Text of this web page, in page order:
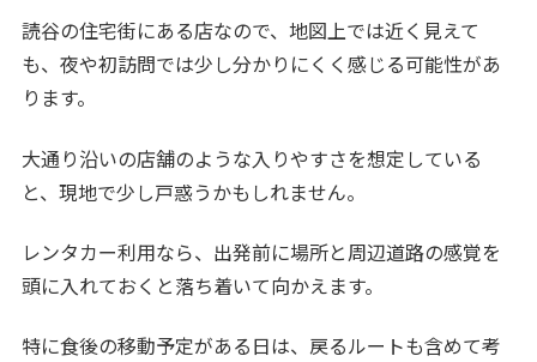
読谷の住宅街にある店なので、地図上では近く見えて
も、夜や初訪問では少し分かりにくく感じる可能性があ
ります。
大通り沿いの店舗のような入りやすさを想定している
と、現地で少し戸惑うかもしれません。
レンタカー利用なら、出発前に場所と周辺道路の感覚を
頭に入れておくと落ち着いて向かえます。
特に食後の移動予定がある日は、戻るルートも含めて考